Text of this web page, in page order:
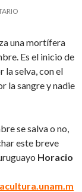
una mortífera
Es el inicio de
la selva, con el
la sangre y nadie
se salva o no,
este breve
Horacio